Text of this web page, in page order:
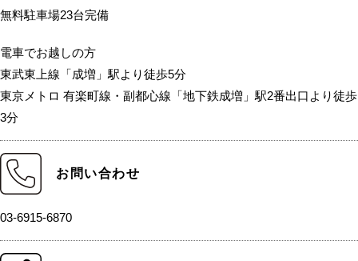
無料駐車場23台完備
電車でお越しの方
東武東上線「成増」駅より徒歩5分
東京メトロ 有楽町線・副都心線「地下鉄成増」駅2番出口より徒歩
3分
お問い合わせ
03-6915-6870